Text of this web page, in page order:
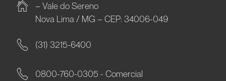
– Vale do Sereno
Nova Lima / MG – CEP: 34006-049
(31) 3215-6400
0800-760-0305 - Comercial